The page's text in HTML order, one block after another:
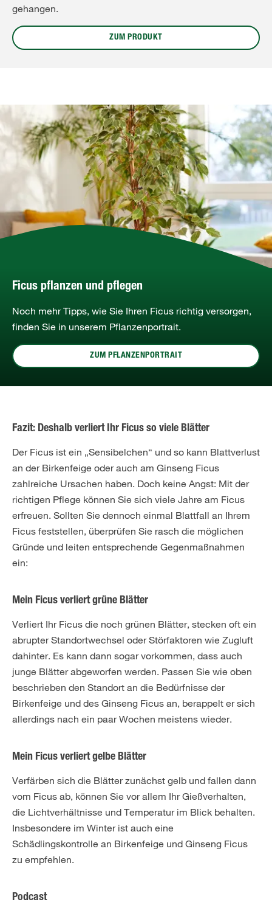
gehangen.
ZUM PRODUKT
Ficus pflanzen und pflegen
Noch mehr Tipps, wie Sie Ihren Ficus richtig versorgen,
finden Sie in unserem Pflanzenportrait.
ZUM PFLANZENPORTRAIT
Fazit: Deshalb verliert Ihr Ficus so viele Blätter
Der Ficus ist ein „Sensibelchen“ und so kann Blattverlust
an der Birkenfeige oder auch am Ginseng Ficus
zahlreiche Ursachen haben. Doch keine Angst: Mit der
richtigen Pflege können Sie sich viele Jahre am Ficus
erfreuen. Sollten Sie dennoch einmal Blattfall an Ihrem
Ficus feststellen, überprüfen Sie rasch die möglichen
Gründe und leiten entsprechende Gegenmaßnahmen
ein:
Mein Ficus verliert grüne Blätter
Verliert Ihr Ficus die noch grünen Blätter, stecken oft ein
abrupter Standortwechsel oder Störfaktoren wie Zugluft
dahinter. Es kann dann sogar vorkommen, dass auch
junge Blätter abgeworfen werden. Passen Sie wie oben
beschrieben den Standort an die Bedürfnisse der
Birkenfeige und des Ginseng Ficus an, berappelt er sich
allerdings nach ein paar Wochen meistens wieder.
Mein Ficus verliert gelbe Blätter
Verfärben sich die Blätter zunächst gelb und fallen dann
vom Ficus ab, können Sie vor allem Ihr Gießverhalten,
die Lichtverhältnisse und Temperatur im Blick behalten.
Insbesondere im Winter ist auch eine
Schädlingskontrolle an Birkenfeige und Ginseng Ficus
zu empfehlen.
Podcast